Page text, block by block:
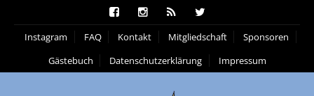
Instagram FAQ Kontakt Mitgliedschaft
Sponsoren
Gästebuch
Datenschutzerklärung Impressum